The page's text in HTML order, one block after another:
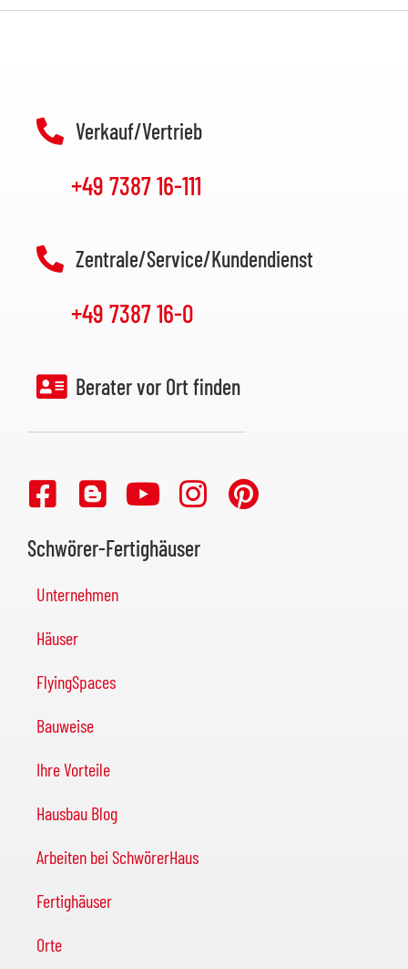
Verkauf/Vertrieb
+49 7387 16-111
Zentrale/Service/Kundendienst
+49 7387 16-0
Berater vor Ort finden
Schwörer-Fertighäuser
Unternehmen
Häuser
FlyingSpaces
Bauweise
Ihre Vorteile
Hausbau Blog
Arbeiten bei SchwörerHaus
Fertighäuser
Orte